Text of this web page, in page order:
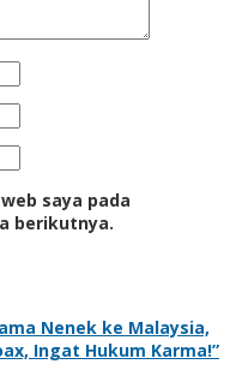
saya pada
berikutnya.
Nenek ke Malaysia,
Ingat Hukum Karma!”